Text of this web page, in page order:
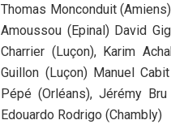
Thomas Monconduit
Amoussou (Epinal) David
Charrier (Luçon), Karim
Guillon (Luçon) Manuel
Pépé (Orléans), Jérémy
Edouardo Rodrigo (Chambly)